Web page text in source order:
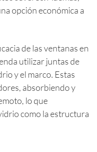
opción económica a
de las ventanas en
utilizar juntas de
y el marco. Estas
absorbiendo y
lo que
como la estructura